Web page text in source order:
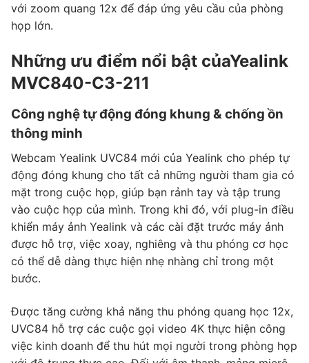
với zoom quang 12x để đáp ứng yêu cầu của phòng
họp lớn.
Những ưu điểm nổi bật củaYealink
MVC840-C3-211
Công nghệ tự động đóng khung & chống ồn
thông minh
Webcam Yealink UVC84 mới của Yealink cho phép tự
động đóng khung cho tất cả những người tham gia có
mặt trong cuộc họp, giúp bạn rảnh tay và tập trung
vào cuộc họp của mình. Trong khi đó, với plug-in điều
khiển máy ảnh Yealink và các cài đặt trước máy ảnh
được hỗ trợ, việc xoay, nghiêng và thu phóng cơ học
có thể dễ dàng thực hiện nhẹ nhàng chỉ trong một
bước.
Được tăng cường khả năng thu phóng quang học 12x,
UVC84 hỗ trợ các cuộc gọi video 4K thực hiện công
việc kinh doanh để thu hút mọi người trong phòng họp